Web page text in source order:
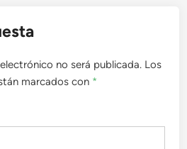
no será publicada. Los
marcados con *